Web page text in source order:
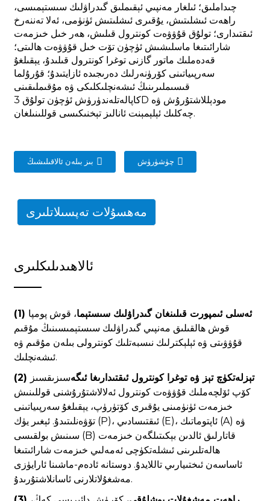
چىداملىق؛ ئىلغار مەنپىي ئېقىملىق گىدراۋلىك سىستېمىسى،
راھەت ئىشلىتىش، يۇقىرى ئىشلىتىش ئۈنۈمى، ئەلا تەننەرخ
ئىقتىدارى؛ تولۇق قۇۋۋەت كونترول قىلىش، ھەر خىل خىزمەت
شارائىتىغا ماسلىشىش ئۈچۈن تۆت خىل قۇۋۋەت ھالىتى؛
قەدەملىك ماتور گازنى توغرا كونترول قىلىدۇ، يېقىلغۇ
سەرپىياتىنى كۆرۈنەرلىك دەرىجىدە ئازايتىدۇ؛ قۇرۇلما
قىسىملىرىنىڭ ئىشەنچلىكلىكى ۋە مۇقىملىقىنى
كاپالەتلەندۈرۈش ئۈچۈن تولۇق 3D مودېللاشتۇرۇش ۋە
چەكلىك ئېلېمېنت ئانالىز تېخنىكىسى قوللىنىلغان.
بىز بىلەن ئالاقىلىشىڭ چۈشۈرۈش
مەھسۇلات تەپسىلاتلىرى
ئالاھىدىلىكلىرى
(1) ئەسلى ئىمپورت قىلىنغان گىدراۋلىك سىستېما، قوش پومپا
قوش ھالقىلىق مەنپىي گىدراۋلىك سىستېمىسىنىڭ مۇقىم
قۇۋۋىتى ۋە ئېلېكترلىك نىسبەتلىك كونترولى بىلەن مۇقىم ۋە
ئىشەنچلىك.
(2) تېزلەتكۈچ تېز ۋە توغرا كونترول ئىقتىدارىغا ئىگەسىزىقسىز
كۆپ ئۆلچەملىك قۇۋۋەت كونترول ئەلالاشتۇرۇشنى قوللىنىش
خىزمەت ئۈنۈمىنى يۇقىرى كۆتۈرۈپ، يېقىلغۇ سەرپىياتىنى
تۆۋەنلىتىدۇ. ئېغىر يۈك (P)، ئىقتىسادىي (E)، ئاپتوماتىك (A) ۋە
سىنىش بولقىسى (B) قاتارلىق ئالدىن بېكىتىلگەن خىزمەت
ھالەتلىرىنى ئىشلەتكۈچى ئەمەلىي خىزمەت شارائىتىغا
ئاساسەن ئىختىيارىي تاللايدۇ. دوستانە ئادەم-ماشىنا ئارايۈزى
مەشغۇلاتلارنى ئاسانلاشتۇرىدۇ.